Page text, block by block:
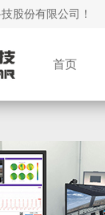
股份有限公司！
首页